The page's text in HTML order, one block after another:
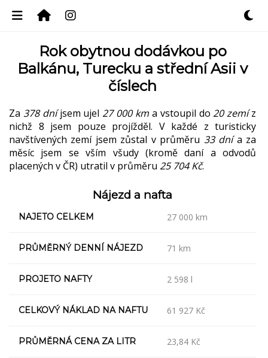
Rok obytnou dodávkou po
Balkánu, Turecku a střední Asii v
číslech
Za 378 dníjsem ujel 27 000 kma vstoupil do 20 zemíz
nichž 8 jsem pouze projížděl. V každé z turisticky
navštívených zemí jsem zůstal v průměru 33 dnía za
měsíc jsem se vším všudy (kromě daní a odvodů
placených v ČR) utratil v průměru 25 704 Kč.
Nájezd a nafta
NAJETO CELKEM 27 000 km
PRŮMĚRNÝ DENNÍ NÁJEZD 71 km
PROJETO NAFTY 2 598 l
CELKOVÝ NÁKLAD NA NAFTU 61 927 Kč
PRŮMĚRNÁ CENA ZA LITR 23,84 Kč